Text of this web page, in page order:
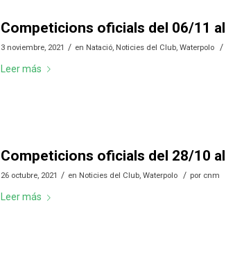
Competicions oficials del 06/11
3 noviembre, 2021 / en Natació Noticies del Club ,Waterpolo /
Leer más
Competicions oficials del 28/10
26 octubre, 2021 / en Noticies del Club,Waterpolo / por cnm
Leer más